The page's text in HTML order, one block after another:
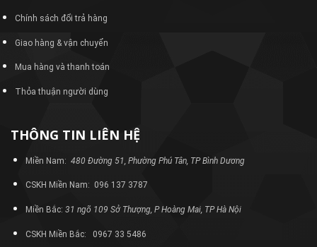
Chính sách đổi trả hàng
Giao hàng & vận chuyển
Mua hàng và thanh toán
Thỏa thuận người dùng
THÔNG TIN LIÊN HỆ
Miền Nam: 480 Đường 51, Phường Phú Tân, TP Bình Dương
CSKH Miền Nam: 096 137 3787
Miền Bắc: 31 ngõ 109 Sở Thượng, P Hoàng Mai, TP Hà Nội
CSKH Miền Bắc: 0967 33 5486